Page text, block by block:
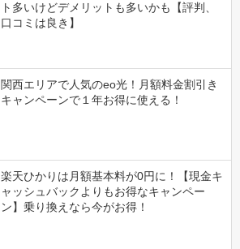
ト多いけどデメリットも多いかも【評判、
口コミは良き】
関西エリアで人気のeo光！月額料金割引き
キャンペーンで１年お得に使える！
楽天ひかりは月額基本料が0円に！【現金キ
ャッシュバックよりもお得なキャンペー
ン】乗り換えなら今がお得！